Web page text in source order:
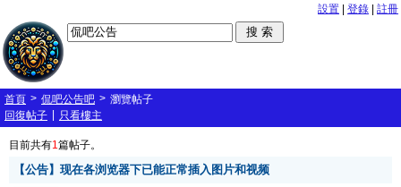
設置 登錄 註冊
首頁 > 侃吧公告吧 > 瀏覽帖子
回復帖子
只看樓主
目前共有1篇帖子。
【公告】现在各浏览器下已能正常插入图片和视频